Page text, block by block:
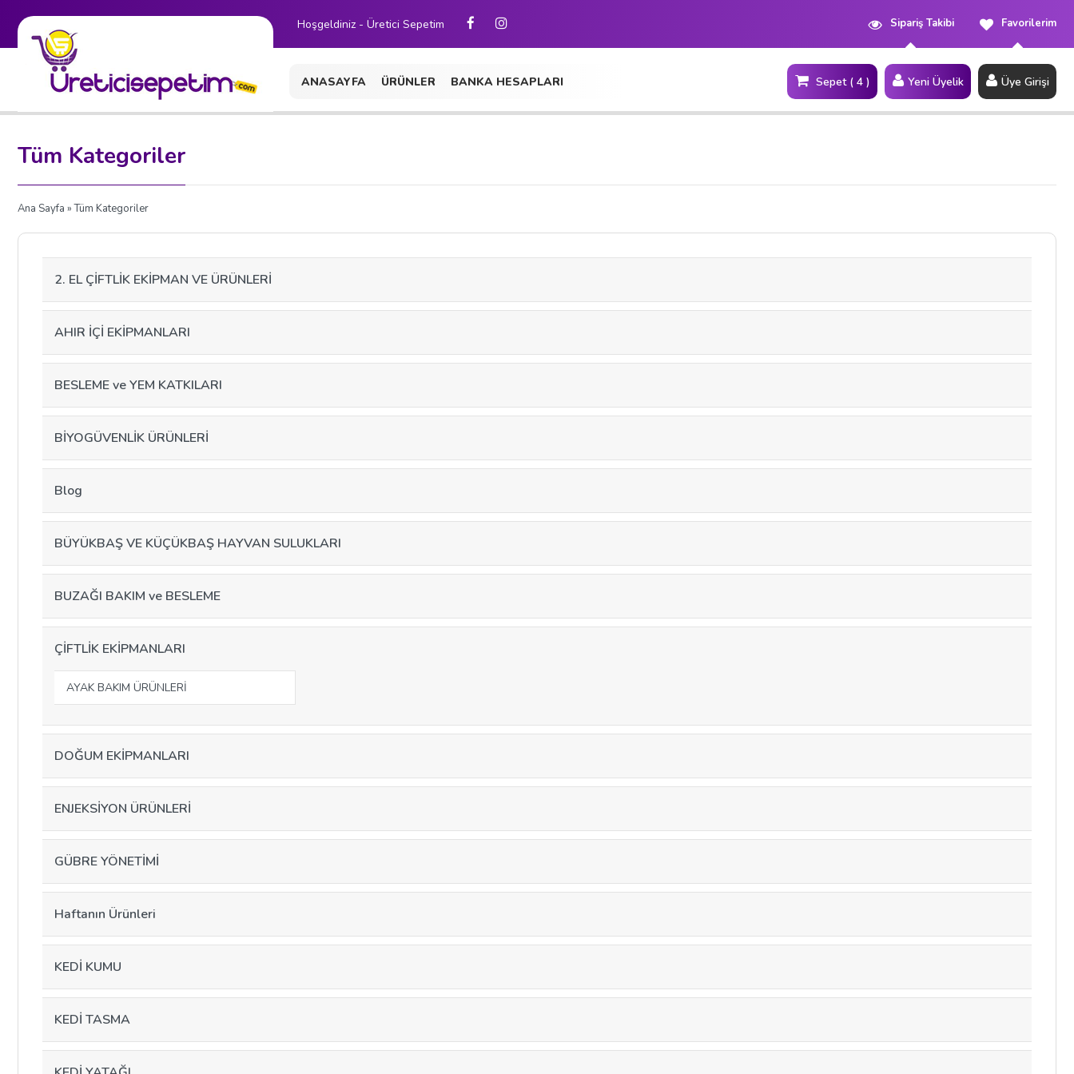
Hoşgeldiniz - Üretici Sepetim Favorilerim
Sipariş Takibi
ANASAYFA ÜRÜNLER BANKA HESAPLARI
İLETİŞİM
Üye Girişi
Yeni Üyelik
Sepet ( 4 )
Site İçi Arama
Tüm Kategoriler
Ana Sayfa » Tüm Kategoriler
2. EL ÇİFTLİK EKİPMAN VE ÜRÜNLERİ
AHIR İÇİ EKİPMANLARI
BESLEME ve YEM KATKILARI
BİYOGÜVENLİK ÜRÜNLERİ
Blog
BÜYÜKBAŞ VE KÜÇÜKBAŞ HAYVAN SULUKLARI
BUZAĞI BAKIM ve BESLEME
ÇİFTLİK EKİPMANLARI
AYAK BAKIM ÜRÜNLERİ
DOĞUM EKİPMANLARI
ENJEKSİYON ÜRÜNLERİ
GÜBRE YÖNETİMİ
Haftanın Ürünleri
KEDİ KUMU
KEDİ TASMA